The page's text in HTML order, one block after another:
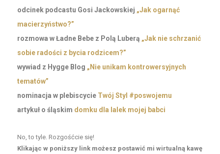
odcinek podcastu Gosi Jackowskiej „Jak ogarnąć
macierzyństwo?”
rozmowa w Ładne Bebe z Polą Luberą „Jak nie schrzanić
sobie radości z bycia rodzicem?”
wywiad z Hygge Blog „Nie unikam kontrowersyjnych
tematów”
nominacja w plebiscycie Twój Styl #poswojemu
artykuł o śląskim domku dla lalek mojej babci
No, to tyle. Rozgośćcie się!
Klikając w poniższy link możesz postawić mi wirtualną kawę